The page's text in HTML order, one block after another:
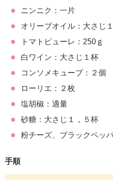
ニンニク：一片
オリーブオイル：大さじ
トマトピューレ：250ｇ
白ワイン：大さじ１杯
コンソメキューブ：２個
ローリエ：２枚
塩胡椒：適量
砂糖：大さじ１，５杯
粉チーズ、ブラックペッ
手順